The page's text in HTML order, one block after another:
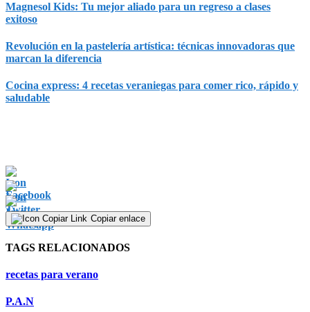
Magnesol Kids: Tu mejor aliado para un regreso a clases
exitoso
Revolución en la pastelería artística: técnicas innovadoras que
marcan la diferencia
Cocina express: 4 recetas veraniegas para comer rico, rápido y
saludable
Copiar enlace
TAGS RELACIONADOS
recetas para verano
P.A.N